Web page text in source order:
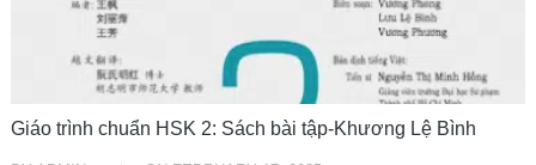
Giáo trình chuẩn HSK 2: Sách bài tập-Khương Lệ Bình